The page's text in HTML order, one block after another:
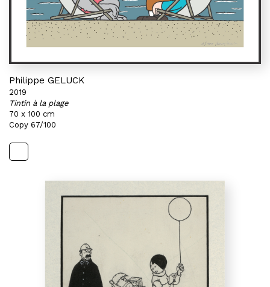
Philippe GELUCK
2019
Tintin à la plage
70 x 100 cm
Copy 67/100